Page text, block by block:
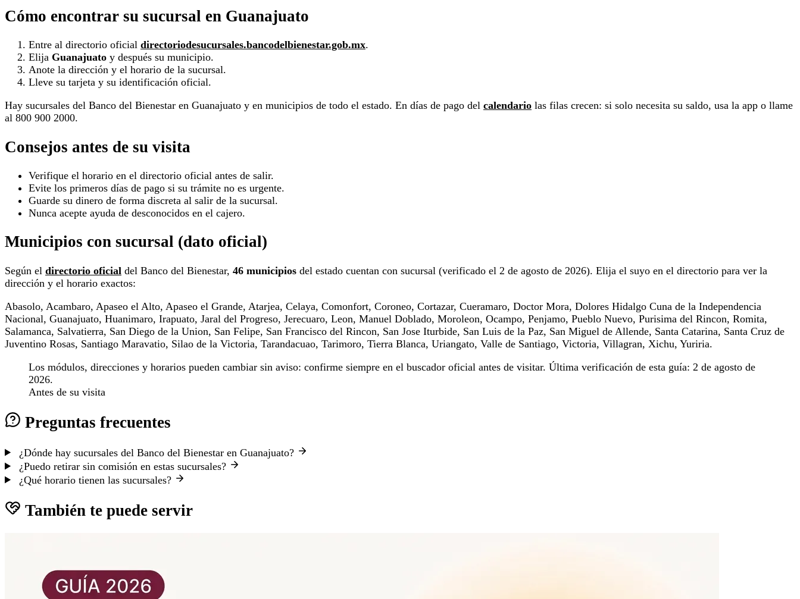
Cómo encontrar su sucursal en Guanajuato
Entre al directorio oficial directoriodesucursales.bancodelbienestar.gob.mx.
Elija Guanajuato y después su municipio.
Anote la dirección y el horario de la sucursal.
Lleve su tarjeta y su identificación oficial.
Hay sucursales del Banco del Bienestar en Guanajuato y en municipios de todo el estado. En días de pago del calendario las filas crecen: si solo necesita su saldo, usa la app o llame
al 800 900 2000.
Consejos antes de su visita
Verifique el horario en el directorio oficial antes de salir.
Evite los primeros días de pago si su trámite no es urgente.
Guarde su dinero de forma discreta al salir de la sucursal.
Nunca acepte ayuda de desconocidos en el cajero.
Municipios con sucursal (dato oficial)
Según el directorio oficial del Banco del Bienestar, 46 municipios del estado cuentan con sucursal (verificado el 2 de agosto de 2026). Elija el suyo en el directorio para ver la
dirección y el horario exactos:
Abasolo, Acambaro, Apaseo el Alto, Apaseo el Grande, Atarjea, Celaya, Comonfort, Coroneo, Cortazar, Cueramaro, Doctor Mora, Dolores Hidalgo Cuna de la Independencia
Nacional, Guanajuato, Huanimaro, Irapuato, Jaral del Progreso, Jerecuaro, Leon, Manuel Doblado, Moroleon, Ocampo, Penjamo, Pueblo Nuevo, Purisima del Rincon, Romita,
Salamanca, Salvatierra, San Diego de la Union, San Felipe, San Francisco del Rincon, San Jose Iturbide, San Luis de la Paz, San Miguel de Allende, Santa Catarina, Santa Cruz de
Juventino Rosas, Santiago Maravatio, Silao de la Victoria, Tarandacuao, Tarimoro, Tierra Blanca, Uriangato, Valle de Santiago, Victoria, Villagran, Xichu, Yuriria.
Los módulos, direcciones y horarios pueden cambiar sin aviso: confirme siempre en el buscador oficial antes de visitar. Última verificación de esta guía: 2 de agosto de
2026.
Antes de su visita
Preguntas frecuentes
¿Dónde hay sucursales del Banco del Bienestar en Guanajuato?
¿Puedo retirar sin comisión en estas sucursales?
¿Qué horario tienen las sucursales?
También te puede servir